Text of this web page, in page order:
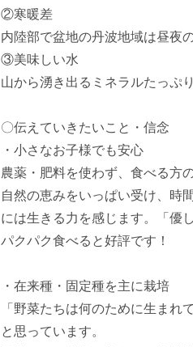
②寒暖差
内陸部で盆地の丹波地域は昼夜
③美味しい水
山から湧き出るミネラルたっぷ
〇伝えていきたいこと・信念
・小さなお子様でも安心
農薬・肥料を使わず、食べる方
自然の恵みをいっぱい受け、時
には生きる力を感じます。「優
パクパク食べると好評です！
・在来種・固定種を主に栽培
「野菜たちは何のために生ま
と思っています。